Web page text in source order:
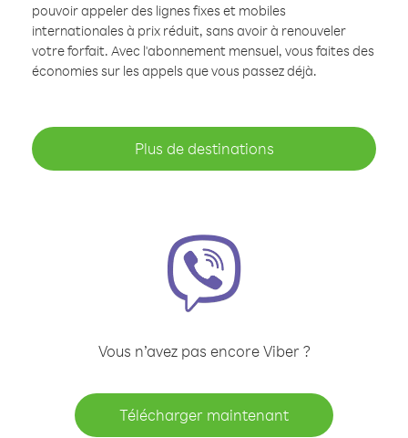
pouvoir appeler des lignes fixes et mobiles
internationales à prix réduit, sans avoir à renouveler
votre forfait. Avec l'abonnement mensuel, vous faites des
économies sur les appels que vous passez déjà.
Plus de destinations
Vous n’avez pas encore Viber ?
Télécharger maintenant